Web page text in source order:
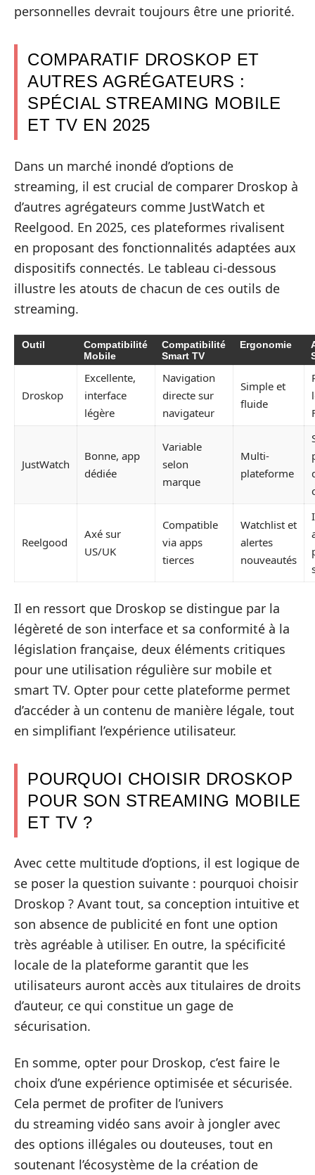
personnelles devrait toujours être une priorité.
COMPARATIF DROSKOP ET
AUTRES AGRÉGATEURS :
SPÉCIAL STREAMING MOBILE
ET TV EN 2025
Dans un marché inondé d’options de
streaming, il est crucial de comparer Droskop à
d’autres agrégateurs comme JustWatch et
Reelgood. En 2025, ces plateformes rivalisent
en proposant des fonctionnalités adaptées aux
dispositifs connectés. Le tableau ci-dessous
illustre les atouts de chacun de ces outils de
streaming.
Outil
Compatibilité
Mobile
Compatibilité
Smart TV
Ergonomie
Droskop
Excellente,
interface
légère
Navigation
directe sur
navigateur
Simple et
fluide
JustWatch
Bonne, app
dédiée
Variable
selon
marque
Multi-
plateforme
Reelgood
Axé sur
US/UK
Compatible
via apps
tierces
Watchlist et
alertes
nouveautés
Il en ressort que Droskop se distingue par la
légèreté de son interface et sa conformité à la
législation française, deux éléments critiques
pour une utilisation régulière sur mobile et
smart TV. Opter pour cette plateforme permet
d’accéder à un contenu de manière légale, tout
en simplifiant l’expérience utilisateur.
POURQUOI CHOISIR DROSKOP
POUR SON STREAMING MOBILE
ET TV ?
Avec cette multitude d’options, il est logique de
se poser la question suivante : pourquoi choisir
Droskop ? Avant tout, sa conception intuitive et
son absence de publicité en font une option
très agréable à utiliser. En outre, la spécificité
locale de la plateforme garantit que les
utilisateurs auront accès aux titulaires de droits
d’auteur, ce qui constitue un gage de
sécurisation.
En somme, opter pour Droskop, c’est faire le
choix d’une expérience optimisée et sécurisée.
Cela permet de profiter de l’univers
du streaming vidéo sans avoir à jongler avec
des options illégales ou douteuses, tout en
soutenant l’écosystème de la création de